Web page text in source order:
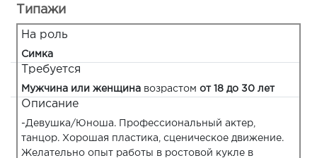
Типажи
На роль
Симка
Требуется
Мужчина или женщина возрастом от 18 до 30 лет
Описание
-Девушка/Юноша. Профессиональный актер,
танцор. Хорошая пластика, сценическое движение.
Желательно опыт работы в ростовой кукле в